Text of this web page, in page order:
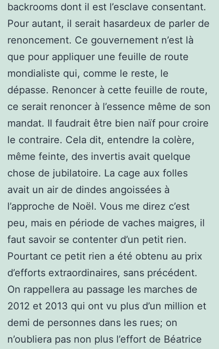
backrooms dont il est l’esclave consentant.
Pour autant, il serait hasardeux de parler de
renoncement. Ce gouvernement n’est là
que pour appliquer une feuille de route
mondialiste qui, comme le reste, le
dépasse. Renoncer à cette feuille de route,
ce serait renoncer à l’essence même de son
mandat. Il faudrait être bien naïf pour croire
le contraire. Cela dit, entendre la colère,
même feinte, des invertis avait quelque
chose de jubilatoire. La cage aux folles
avait un air de dindes angoissées à
l’approche de Noël. Vous me direz c’est
peu, mais en période de vaches maigres, il
faut savoir se contenter d’un petit rien.
Pourtant ce petit rien a été obtenu au prix
d’efforts extraordinaires, sans précédent.
On rappellera au passage les marches de
2012 et 2013 qui ont vu plus d’un million et
demi de personnes dans les rues; on
n’oubliera pas non plus l’effort de Béatrice